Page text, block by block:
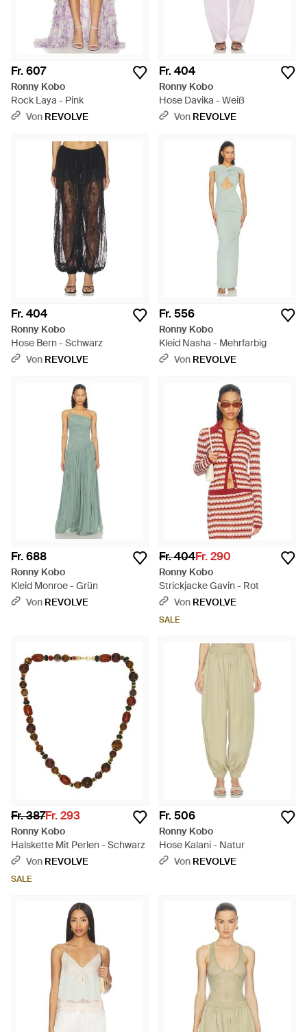
Fr. 607
Ronny Kobo
Rock Laya - Pink
Von REVOLVE
Fr. 404
Ronny Kobo
Hose Davika - Weiß
Von REVOLVE
Fr. 404
Ronny Kobo
Hose Bern - Schwarz
Von REVOLVE
Fr. 556
Ronny Kobo
Kleid Nasha - Mehrfarbig
Von REVOLVE
Fr. 688
Ronny Kobo
Kleid Monroe - Grün
Von REVOLVE
Fr. 404Fr. 290
Ronny Kobo
Strickjacke Gavin - Rot
Von REVOLVE
SALE
Fr. 387Fr. 293
Ronny Kobo
Halskette Mit Perlen - Schwarz
Von REVOLVE
SALE
Fr. 506
Ronny Kobo
Hose Kalani - Natur
Von REVOLVE